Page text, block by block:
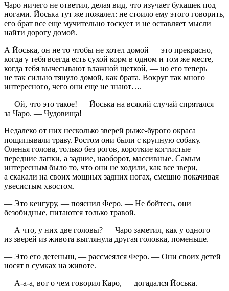
Чаро ничего не ответил, делая вид, что изучает букашек под
ногами. Йоська тут же пожалел: не стоило ему этого говорить,
его брат все еще мучительно тоскует и не оставляет мысли
найти дорогу домой.
А Йоська, он не то чтобы не хотел домой — это прекрасно,
когда у тебя всегда есть сухой корм в одном и том же месте,
когда тебя вычесывают влажной щеткой, — но его теперь
не так сильно тянуло домой, как брата. Вокруг так много
интересного, чего они еще не знают….
— Ой, что это такое! — Йоська на всякий случай спрятался
за Чаро. — Чудовища!
Недалеко от них несколько зверей рыже-бурого окраса
пощипывали траву. Ростом они были с крупную собаку.
Оленья голова, только без рогов, короткие когтистые
передние лапки, а задние, наоборот, массивные. Самым
интересным было то, что они не ходили, как все звери,
а скакали на своих мощных задних ногах, смешно покачивая
увесистым хвостом.
— Это кенгуру, — пояснил Феро. — Не бойтесь, они
безобидные, питаются только травой.
— А что, у них две головы? — Чаро заметил, как у одного
из зверей из живота выглянула другая головка, поменьше.
— Это его детеныш, — рассмеялся Феро. — Они своих детей
носят в сумках на животе.
— А-а-а, вот о чем говорил Каро, — догадался Йоська.